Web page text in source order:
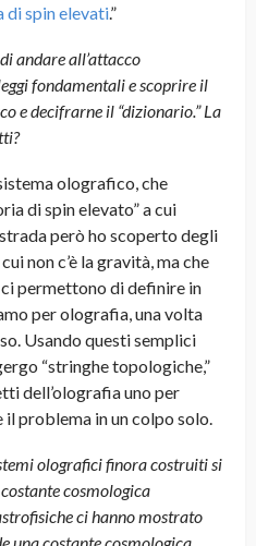
di spin elevati.”
andare all’attacco
fondamentali e scoprire il
e decifrarne il “dizionario.” La
olografico, che
di spin elevato” a cui
però ho scoperto degli
cui non c’è la gravità, ma che
permettono di definire in
per olografia, una volta
Usando questi semplici
“stringhe topologiche,”
dell’olografia uno per
problema in un colpo solo.
olografici finora costruiti si
cosmologica
ci hanno mostrato